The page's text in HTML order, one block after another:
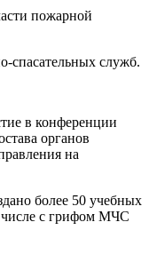
пожарной
спасательных служб.
в конференции
органов
на
более 50 учебных
числе с грифом МЧС